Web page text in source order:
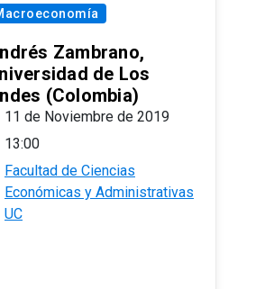
Zambrano,
de Los
(Colombia)
11 de Noviembre de 2019
13:00
Facultad de Ciencias
Económicas y Administrativas
UC